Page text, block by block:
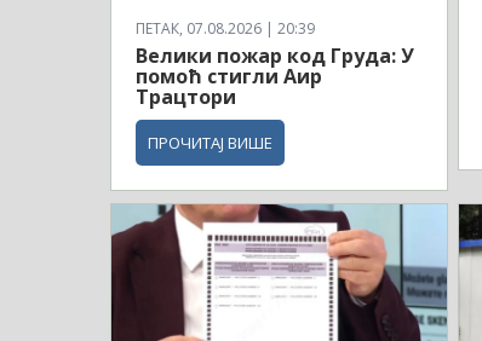
ПЕТАК, 07.08.2026 | 20:39
Велики пожар код Груда: У
помоћ стигли Аир
Трацтори
ПРОЧИТАЈ ВИШЕ